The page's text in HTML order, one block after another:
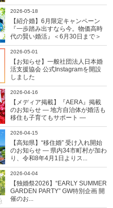
2026-05-18
【紹介婚】6月限定キャンペーン
『一歩踏み出すなら今。物価高時
代の賢い婚活』＜6月30日まで＞
2026-05-01
【お知らせ】一般社団法人日本婚
活支援協会 公式Instagramを開設
しました
2026-04-16
【メディア掲載】『AERA』掲載
のお知らせ ― 地方自治体が婚活も
移住も子育てもサポート ―
2026-04-15
【高知県】“移住婚” 受け入れ開始
のお知らせ ― 県内34市町村が加わ
り、令和8年4月1日よりス...
2026-04-04
【独婚祭2026】“EARLY SUMMER
GARDEN PARTY” GW特別企画 開
催のお...